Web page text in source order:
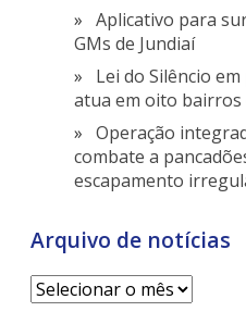
Aplicativo para
GMs de Jundiaí
Lei do Silêncio
atua em oito bairros
Operação
combate a
escapamento
Arquivo de notícias
Arquivo
de